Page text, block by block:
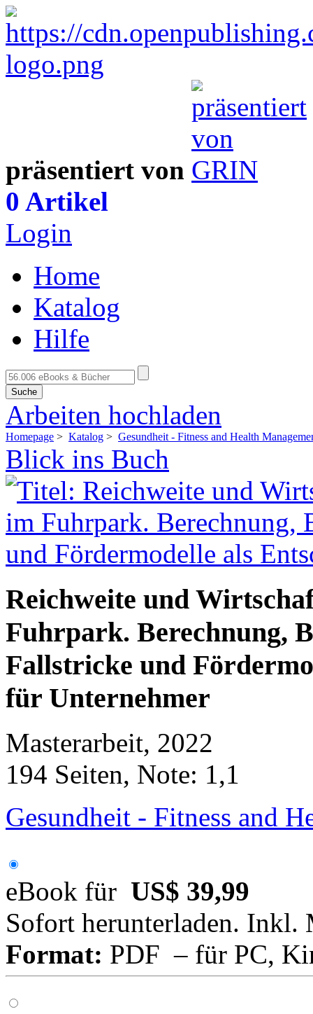
präsentiert von
0 Artikel
Login
Home
Katalog
Hilfe
Suche
Arbeiten hochladen
Homepage > Katalog > Gesundheit - Fitness and Health
Blick ins Buch
Reichweite und
Fuhrpark. Berechnung,
Fallstricke und
für Unternehmer
Masterarbeit, 2022
194 Seiten, Note: 1,1
Gesundheit - Fitness and
eBook für US$ 39,99
Sofort herunterladen. Inkl.
Format: PDF – für PC,